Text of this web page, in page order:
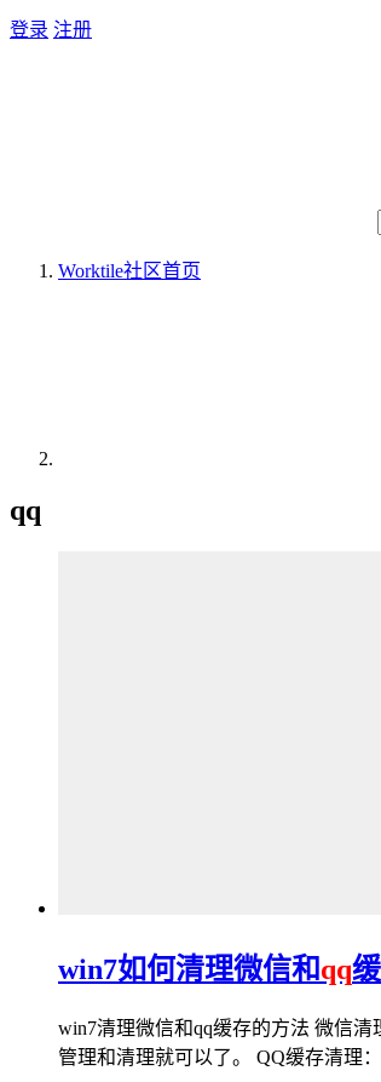
登录 注册
Worktile社区首页
qq
win7如何清理微信和qq
win7清理微信和qq缓存的方法 微信
管理和清理就可以了。 QQ缓存清理